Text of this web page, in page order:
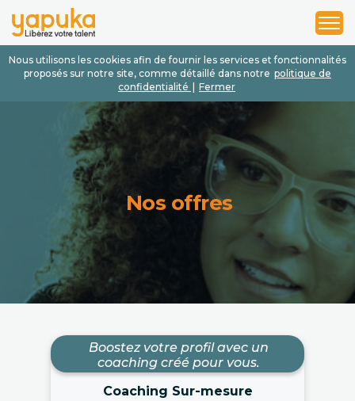
Nous utilisons les cookies afin de fournir les services et fonctionnalités
proposés sur notre site, comme détaillé dans notre politique de
confidentialité
Fermer
1
2
3
Nos offres
Boostez votre profil avec un
coaching créé pour vous.
Coaching Sur-mesure